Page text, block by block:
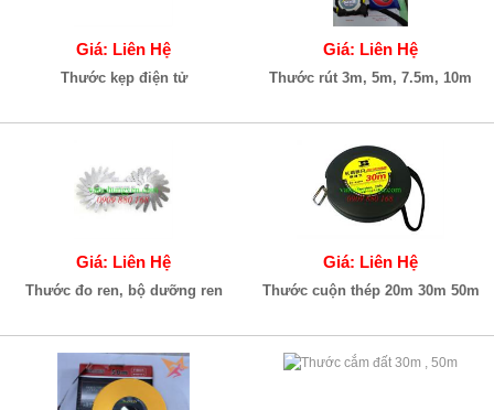
Giá: Liên Hệ
Thước kẹp điện tử
Giá: Liên Hệ
Thước rút 3m, 5m, 7.5m, 10m
Giá: Liên Hệ
Thước đo ren, bộ dưỡng ren
Giá: Liên Hệ
Thước cuộn thép 20m 30m 50m